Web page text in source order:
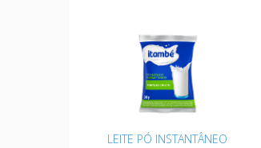
LEITE PÓ INSTANTÂNEO